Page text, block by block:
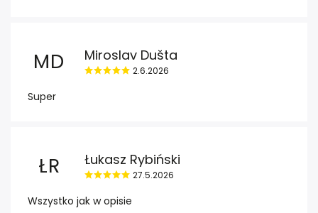
MD Miroslav Dušta
2.6.2026
Super
ŁR Łukasz Rybiński
27.5.2026
Wszystko jak w opisie